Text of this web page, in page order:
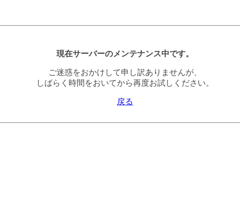
現在サーバーのメンテナンス中です。
ご迷惑をおかけして申し訳ありませんが、
しばらく時間をおいてから再度お試しください。
戻る